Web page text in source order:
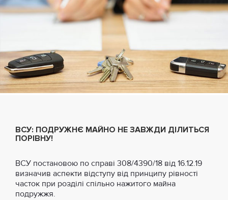
ВСУ: ПОДРУЖНЄ МАЙНО НЕ ЗАВЖДИ ДІЛИТЬСЯ
ПОРІВНУ!
ВСУ постановою по справі 308/4390/18 від 16.12.19
визначив аспекти відступу від принципу рівності
часток при розділі спільно нажитого майна
подружжя.